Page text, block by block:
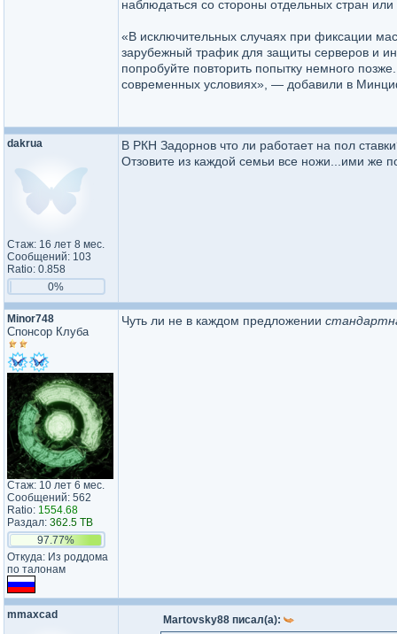
наблюдаться со стороны отдельных стран
«В исключительных случаях при фиксации
зарубежный трафик для защиты серверов и
попробуйте повторить попытку немного
современных условиях», — добавили в
dakrua
Стаж: 16 лет 8 мес.
Сообщений: 103
Ratio: 0.858
0%
В РКН Задорнов что ли работает на пол
Отзовите из каждой семьи все ножи...ими же
Minor748
Спонсор Клуба
Стаж: 10 лет 6 мес.
Сообщений: 562
Ratio: 1554.68
Раздал: 362.5 TB
97.77%
Откуда: Из роддома
по талонам
Чуть ли не в каждом предложении
mmaxcad Martovsky88 писал(а):